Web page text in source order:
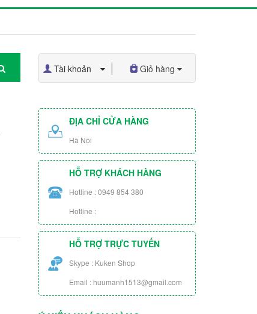
Tài khoản Giỏ hàng
ĐỊA CHỈ CỬA HÀNG
Hà Nội
HỖ TRỢ KHÁCH HÀNG
Hotline : 0949 854 380
Hotline :
HỖ TRỢ TRỰC TUYẾN
Skype : Kuken Shop
Email : huumanh1513@gmail.com